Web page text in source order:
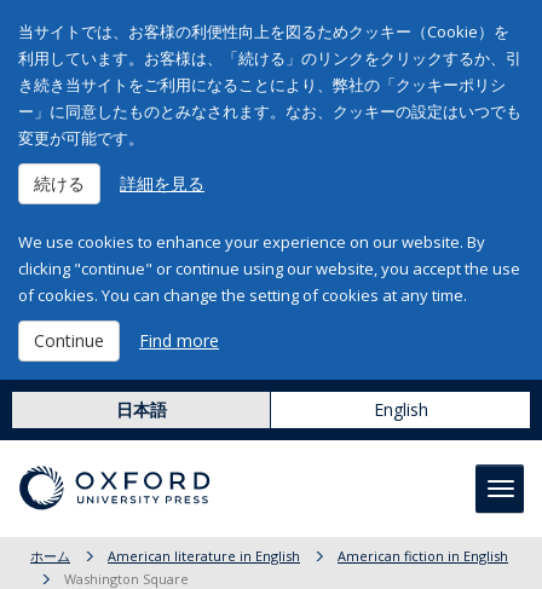
当サイトでは、お客様の利便性向上を図るためクッキー（Cookie）を
利用しています。お客様は、「続ける」のリンクをクリックするか、引
き続き当サイトをご利用になることにより、弊社の「クッキーポリシ
ー」に同意したものとみなされます。なお、クッキーの設定はいつでも
変更が可能です。
続ける 詳細を見る
We use cookies to enhance your experience on our website. By
clicking "continue" or continue using our website, you accept the use
of cookies. You can change the setting of cookies at any time.
Continue Find more
日本語 English
ホーム American literature in English
American fiction in English
Washington Square